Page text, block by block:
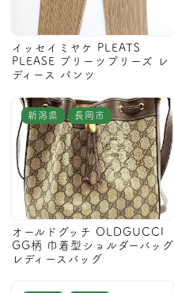
イッセイミヤケ PLEATS
PLEASE プリーツプリーズ レ
ディース パンツ
新潟県 長岡市
オールドグッチ OLDGUCCI
GG柄 巾着型ショルダーバッグ
レディースバッグ